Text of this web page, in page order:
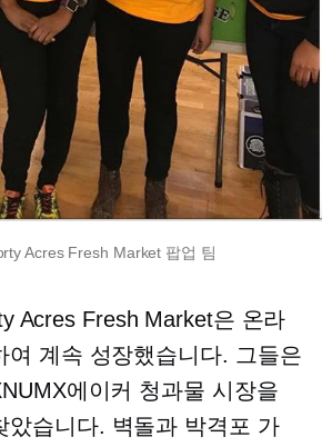
Acres Fresh Market 팝업 팀
Acres Fresh Market은 온라
여 계속 성장했습니다. 그들은
에이커 청과물 시장을
았습니다. 벽돌과 박격포 가